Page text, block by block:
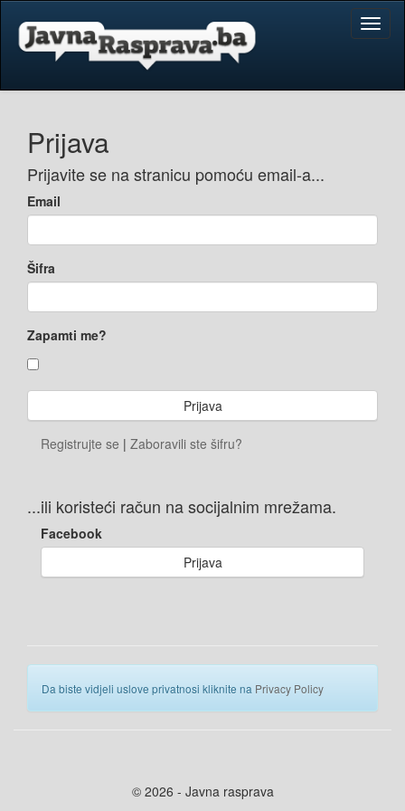
Prijava
Prijavite se na stranicu pomoću email-a...
Email
Šifra
Zapamti me?
Registrujte se | Zaboravili ste šifru?
...ili koristeći račun na socijalnim mrežama.
Facebook
Prijava
Da biste vidjeli uslove privatnosi kliknite na Privacy Policy
© 2026 - Javna rasprava